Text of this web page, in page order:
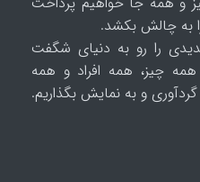
به چالش بکشد.
را رو به دنیای شگفت
همه چیز، همه افراد و همه
و به نمایش بگذاریم.